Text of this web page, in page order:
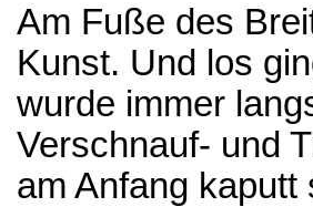
Am Fuße des
Kunst. Und los
wurde immer
Verschnauf- und
am Anfang kaputt